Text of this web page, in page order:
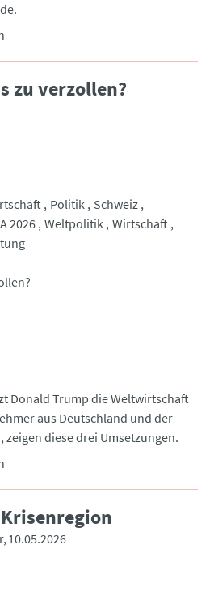
zu verzollen?
Politik Schweiz
2026 Weltpolitik Wirtschaft
Donald Trump die Weltwirtschaft
aus Deutschland und der
zeigen diese drei Umsetzungen.
10.05.2026